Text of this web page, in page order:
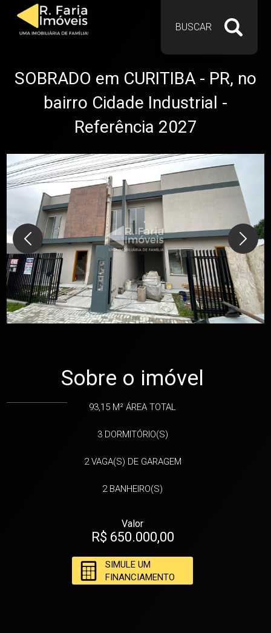
BUSCAR
SOBRADO em CURITIBA - PR, no
bairro Cidade Industrial -
Referência 2027
Sobre o imóvel
93,15 M² ÁREA TOTAL
3DORMITÓRIO(S)
2VAGA(S) DE GARAGEM
2BANHEIRO(S)
Valor
R$ 650.000,00
SIMULE UM
FINANCIAMENTO